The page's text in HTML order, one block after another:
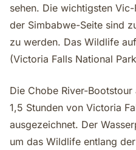
sehen. Die wichtigsten
der Simbabwe-Seite sind
zu werden. Das Wildlife
(Victoria Falls National
Die Chobe River-
1,5 Stunden von Victoria
ausgezeichnet. Der
um das Wildlife entlang